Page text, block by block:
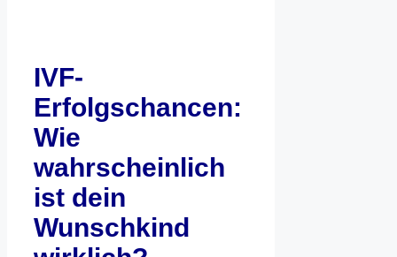
IVF-
Erfolgschancen:
Wie
wahrscheinlich
ist dein
Wunschkind